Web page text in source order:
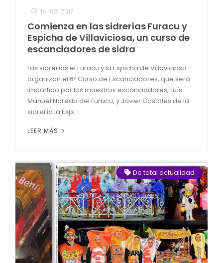
14-03-2017
Comienza en las sidrerías Furacu y
Espicha de Villaviciosa, un curso de
escanciadores de sidra
Las sidrerías el Furacu y la Espicha de Villaviciosa
organizan el 6º Curso de Escanciadores, que será
impartido por los maestros escanciadores, Luís
Manuel Naredo del Furacu, y Javier Costales de la
sidrería la Espi...
LEER MÁS
De total actualidad